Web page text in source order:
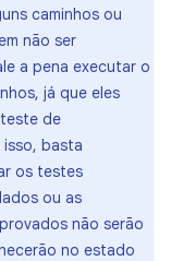
caminhos ou
não ser
a pena executar o
já que eles
de
basta
os testes
ou as
não serão
no estado